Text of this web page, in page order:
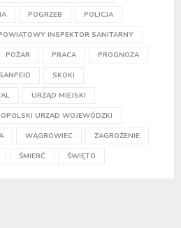
POGRZEB POLICJA
INSPEKTOR SANITARNY
POŻAR PRACA PROGNOZA
SANPEID SKOKI
URZĄD MIEJSKI
URZĄD WOJEWÓDZKI
WĄGROWIEC ZAGROŻENIE
ŚMIERĆ ŚWIĘTO